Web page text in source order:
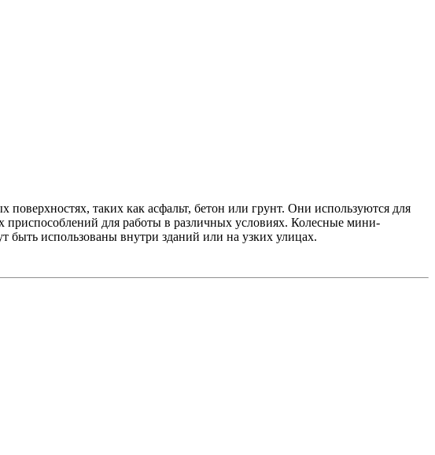
таких как асфальт, бетон или грунт. Они используются для
для работы в различных условиях. Колесные мини-
быть использованы внутри зданий или на узких улицах.